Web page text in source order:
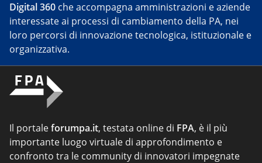
Digital 360 che accompagna amministrazioni e aziende
interessate ai processi di cambiamento della PA, nei
loro percorsi di innovazione tecnologica, istituzionale e
organizzativa.
Il portaleforumpa.it, testata online di FPA, è il più
importante luogo virtuale di approfondimento e
confronto tra le community di innovatori impegnate